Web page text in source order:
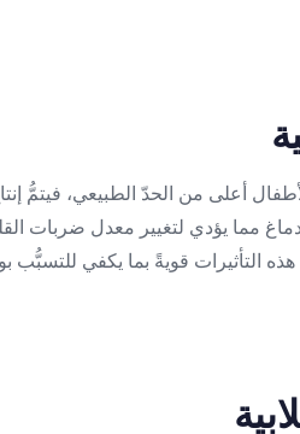
أعلى من الحدّ الطبيعي، فيتمُّ
مما يؤدي لتغيير معدل ضربات
التأثيرات قويةً بما يكفي للتسبُّب